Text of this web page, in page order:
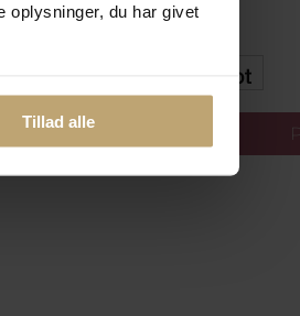
oplysninger, du har givet
Tillad alle
Og Tryg E-Handel